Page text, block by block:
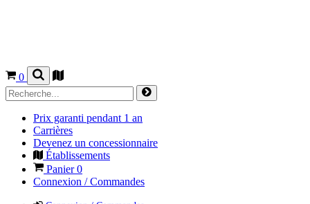
0
Prix garanti pendant 1 an
Carrières
Devenez un concessionnaire
Établissements
Panier0
Connexion / Commandes